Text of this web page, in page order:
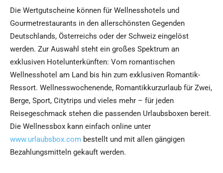
Die Wertgutscheine können für Wellnesshotels und
Gourmetrestaurants in den allerschönsten Gegenden
Deutschlands, Österreichs oder der Schweiz eingelöst
werden. Zur Auswahl steht ein großes Spektrum an
exklusiven Hotelunterkünften: Vom romantischen
Wellnesshotel am Land bis hin zum exklusiven Romantik-
Ressort. Wellnesswochenende, Romantikkurzurlaub für Zwei,
Berge, Sport, Citytrips und vieles mehr – für jeden
Reisegeschmack stehen die passenden Urlaubsboxen bereit.
Die Wellnessbox kann einfach online unter
www.urlaubsbox.com bestellt und mit allen gängigen
Bezahlungsmitteln gekauft werden.